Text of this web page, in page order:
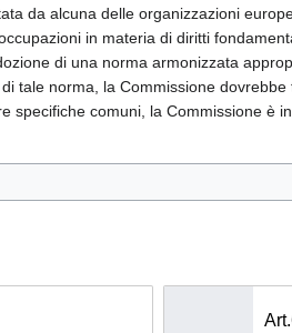
da alcuna delle organizzazioni
in materia di diritti
di una norma armonizzata
tale norma, la Commissione
specifiche comuni, la Commissione è